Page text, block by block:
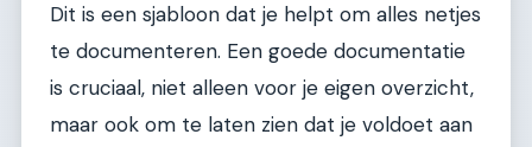
Dit is een sjabloon dat je helpt om alles netjes
te documenteren. Een goede documentatie
is cruciaal, niet alleen voor je eigen overzicht,
maar ook om te laten zien dat je voldoet aan